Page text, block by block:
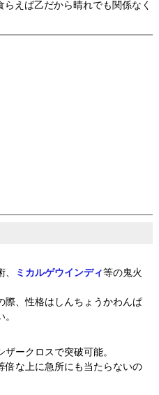
えば乙だから晴れでも関係なく
ミカルゲウインディ等の鬼火
際、性格はしんちょうかわんぱ
ザークロスで突破可能。
倍な上に急所にも当たらないの